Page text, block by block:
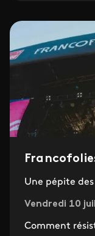
Une pépite des
Vendredi 10
Comment